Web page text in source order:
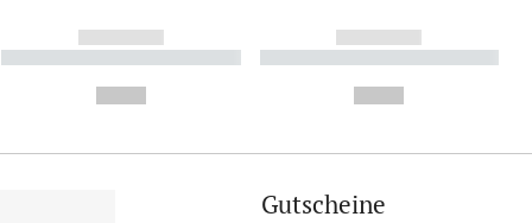
------------
----------- ----------- ----------
------------
----------- ----------- ----------
Gutscheine